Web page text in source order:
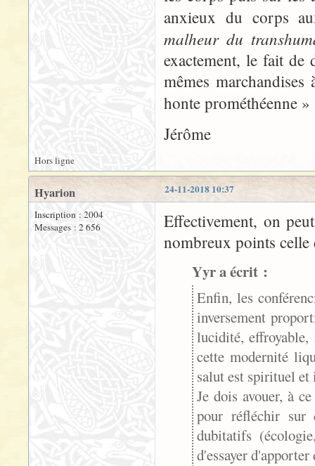
anxieux du corps
malheur du
exactement, le fait de
mêmes
honte prométhéenne »
Jérôme
Hors ligne
24-11-2018 10:37
Hyarion
Inscription : 2004
Messages : 2 656
Effectivement, on
nombreux points celle
Yyr a écrit :
Enfin, les
inversement
lucidité,
cette modernité
salut est spirituel
Je dois avouer, à
pour réfléchir sur
dubitatifs
d'essayer d'apporter